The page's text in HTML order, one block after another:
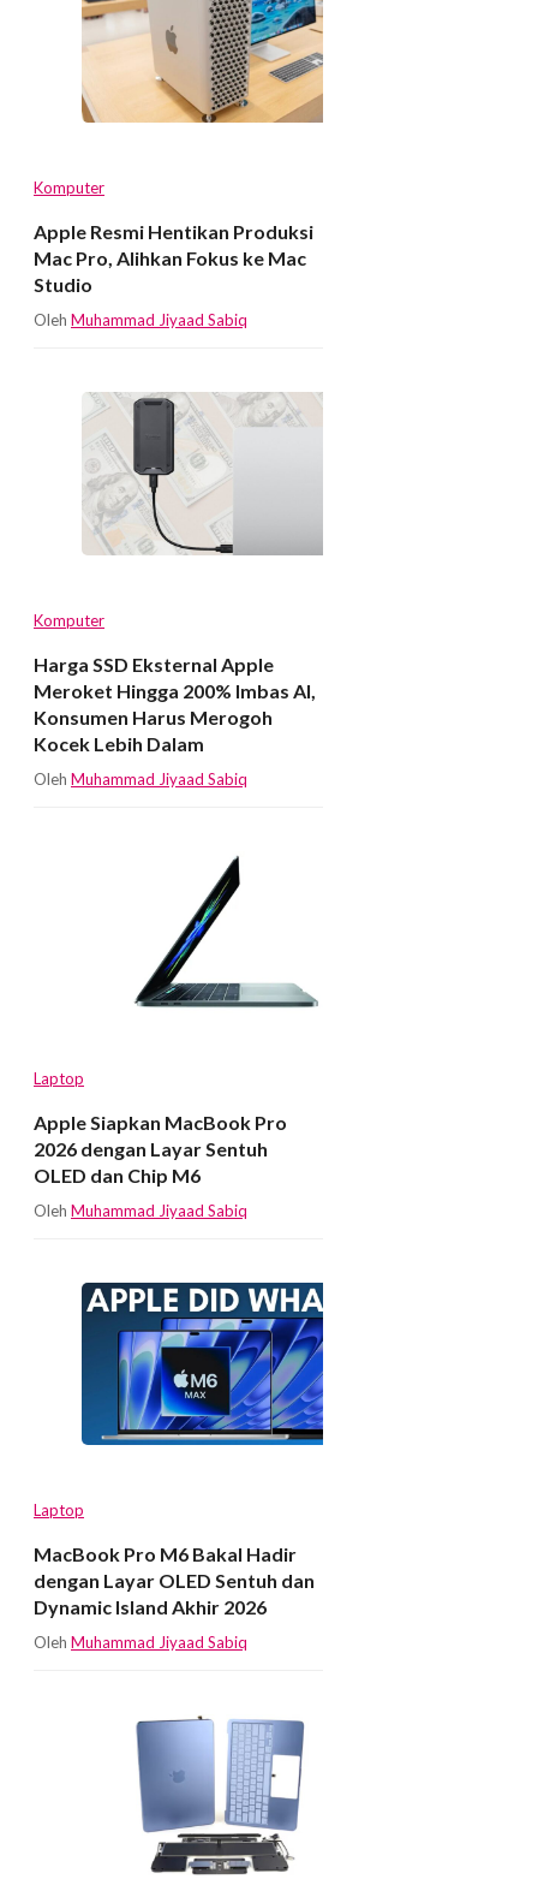
Komputer
Apple Resmi Hentikan Produksi
Mac Pro, Alihkan Fokus ke Mac
Studio
Oleh Muhammad Jiyaad Sabiq
Komputer
Harga SSD Eksternal Apple
Meroket Hingga 200% Imbas AI,
Konsumen Harus Merogoh
Kocek Lebih Dalam
Oleh Muhammad Jiyaad Sabiq
Laptop
Apple Siapkan MacBook Pro
2026 dengan Layar Sentuh
OLED dan Chip M6
Oleh Muhammad Jiyaad Sabiq
Laptop
MacBook Pro M6 Bakal Hadir
dengan Layar OLED Sentuh dan
Dynamic Island Akhir 2026
Oleh Muhammad Jiyaad Sabiq